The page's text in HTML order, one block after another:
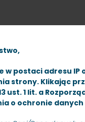
w postaci adresu
strony. Klikając
ust. 1 lit. a
o ochronie
dostawę
badań
kolejowej